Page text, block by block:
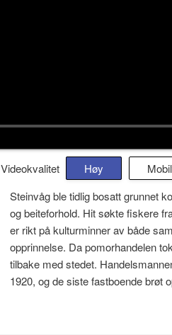
Videokvalitet Høy
Steinvåg ble tidlig bosatt grunnet
og beiteforhold. Hit søkte fiskere
er rikt på kulturminner av både
opprinnelse. Da pomorhandelen
tilbake med stedet.
1920, og de siste fastboende brøt